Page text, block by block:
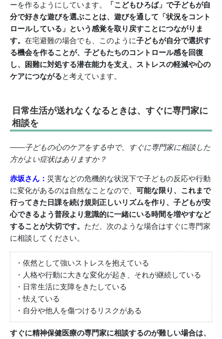
ーを作るようにしています。
「こどもひろば」で子どもが自
分で好きな遊びを選ぶことは、遊びを通して「状況をコント
ロールしている」という感覚を取り戻すことにつながりま
す。 在宅避難の場合でも、このように子どもが自分で選択す
る機会を作ることが、子どもたちのコントロール感を回復
し、困難に対処する潜在能力を支え、ストレスの軽減や心の
ケアにつながると考えています。
日常生活が送れなくなるときは、すぐに専門家に
相談を
――子どもの心のケアをする中で、すぐに専門家に相談した
方がよい症状はありますか？
赤坂さん： 災害などの危機的な状況下で子どもの反応や行動
に変化があるのは自然なことなので、 可能な限り、これまで
行ってきた日課を続け規則正しいリズムを作り、子どもが安
心できるよう普段より意識的に一緒にいる時間を増やすなど
することが大切です。 ただ、次のような場合はすぐに専門家
に相談してください。
・依然として強いストレスを抱えている
・人格や行動に大きな変化が起き、それが継続している
・日常生活に支障をきたしている
・怯えている
・自分や他人を傷つけるリスクがある
すぐに精神保健医療の専門家に相談するのが難しい場合は、